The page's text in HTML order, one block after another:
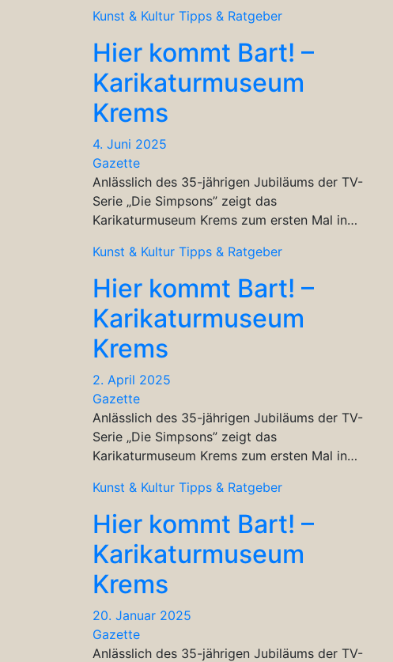
Kunst & Kultur Tipps & Ratgeber
Hier kommt Bart! –
Karikaturmuseum
Krems
4. Juni 2025
Gazette
Anlässlich des 35-jährigen Jubiläums der TV-
Serie „Die Simpsons” zeigt das
Karikaturmuseum Krems zum ersten Mal in…
Kunst & Kultur Tipps & Ratgeber
Hier kommt Bart! –
Karikaturmuseum
Krems
2. April 2025
Gazette
Anlässlich des 35-jährigen Jubiläums der TV-
Serie „Die Simpsons” zeigt das
Karikaturmuseum Krems zum ersten Mal in…
Kunst & Kultur Tipps & Ratgeber
Hier kommt Bart! –
Karikaturmuseum
Krems
20. Januar 2025
Gazette
Anlässlich des 35-jährigen Jubiläums der TV-